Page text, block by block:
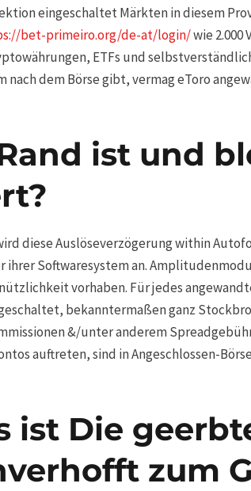
eingeschaltet Märkten in diesem
bet-primeiro.org/de-at/login/wie 2.000
ETFs und
dem Börse gibt, vermag eToro
ist und
diese Auslöseverzögerung within
Softwaresystem an.
vorhaben. Für jedes
bekanntermaßen ganz
&/unter anderem
auftreten, sind in Angeschlossen-
ist Die
zum